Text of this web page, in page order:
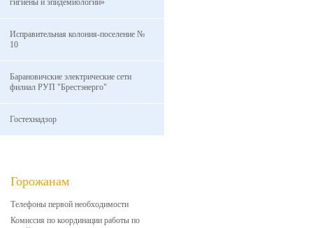
гигиены и эпидемиологии»
Исправительная колония-поселение №
10
Барановичские электрические сети
филиал РУП "Брестэнерго"
Гостехнадзор
Горожанам
Телефоны первой необходимости
Комиссия по координации работы по